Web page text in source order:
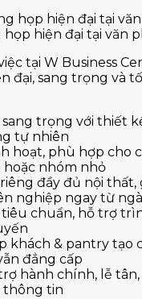
họp hiện đại tại văn
tại W Business
đại, sang trọng và
trọng với thiết
tự nhiên
hoạt, phù hợp cho
hoặc nhóm nhỏ
đầy đủ nội thất,
nghiệp ngay từ
chuẩn, hỗ trợ
khách & pantry tạo
đẳng cấp
hành chính, lễ
thông tin